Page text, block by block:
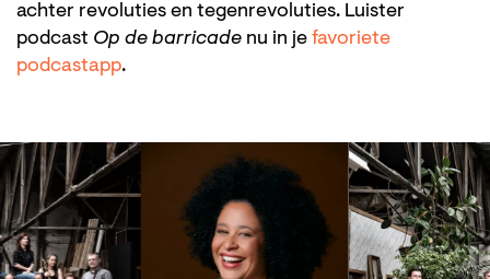
achter revoluties en tegenrevoluties. Luister
podcast Op de barricade nu in je favoriete
podcastapp.
Overslaan